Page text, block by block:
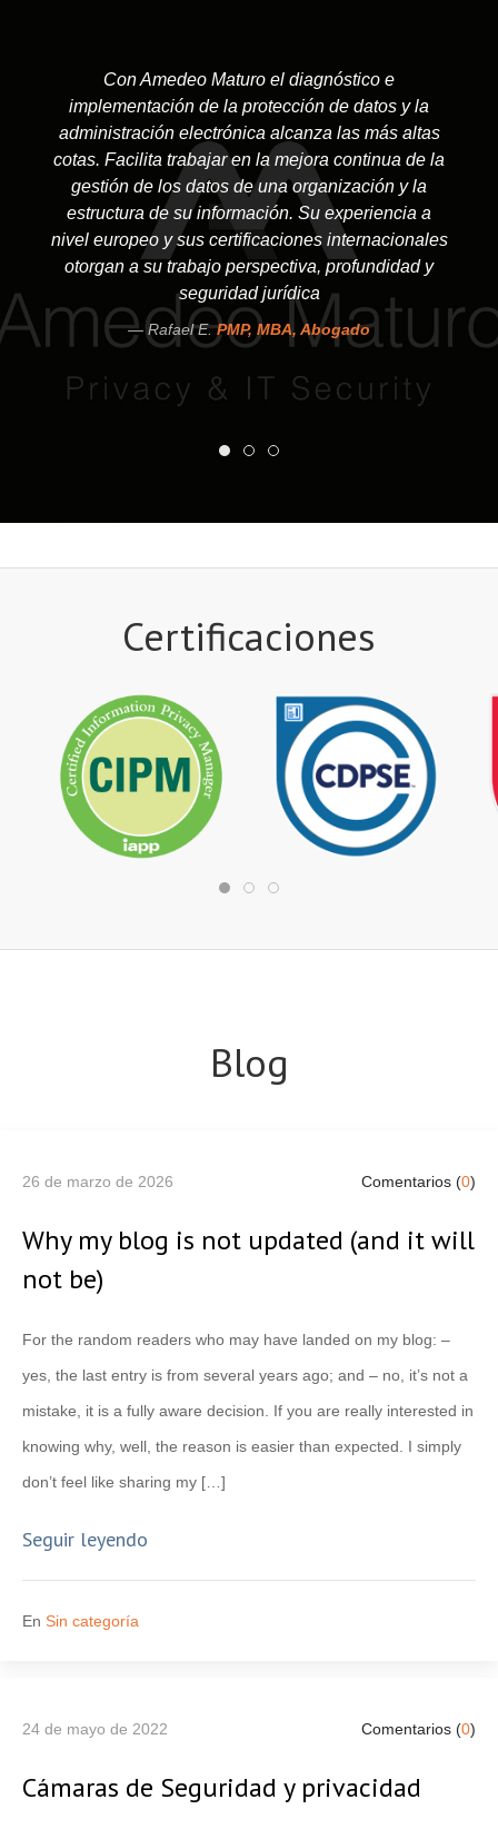
Con Amedeo Maturo el diagnóstico e
implementación de la protección de datos y la
administración electrónica alcanza las más altas
cotas. Facilita trabajar en la mejora continua de la
gestión de los datos de una organización y la
estructura de su información. Su experiencia a
nivel europeo y sus certificaciones internacionales
otorgan a su trabajo perspectiva, profundidad y
seguridad jurídica
Rafael E.PMP, MBA, Abogado
Certificaciones
Blog
26 de marzo de 2026 Comentarios (0)
Why my blog is not updated (and it will
not be)
For the random readers who may have landed on my blog: –
yes, the last entry is from several years ago; and – no, it’s not a
mistake, it is a fully aware decision. If you are really interested in
knowing why, well, the reason is easier than expected. I simply
don’t feel like sharing my […]
Seguir leyendo
En Sin categoría
24 de mayo de 2022 Comentarios (0)
Cámaras de Seguridad y privacidad